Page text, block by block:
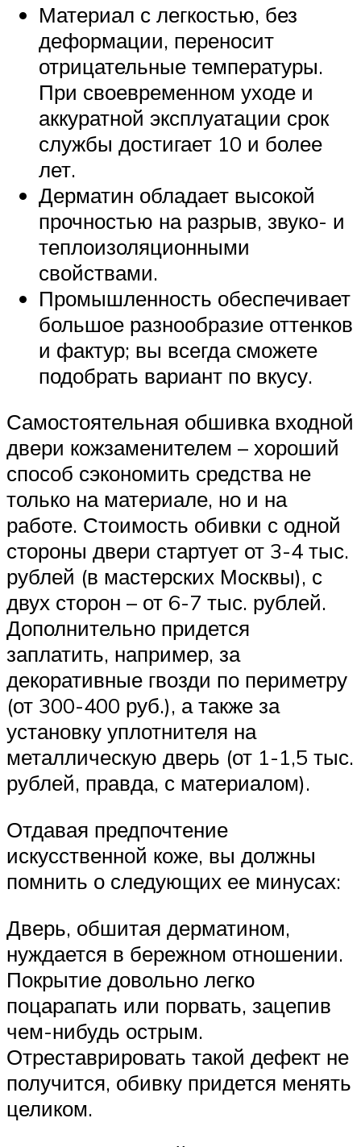
Материал с легкостью, без
деформации, переносит
отрицательные температуры.
При своевременном уходе и
аккуратной эксплуатации срок
службы достигает 10 и более
лет.
Дерматин обладает высокой
прочностью на разрыв, звуко- и
теплоизоляционными
свойствами.
Промышленность обеспечивает
большое разнообразие оттенков
и фактур; вы всегда сможете
подобрать вариант по вкусу.
Самостоятельная обшивка входной
двери кожзаменителем – хороший
способ сэкономить средства не
только на материале, но и на
работе. Стоимость обивки с одной
стороны двери стартует от 3-4 тыс.
рублей (в мастерских Москвы), с
двух сторон – от 6-7 тыс. рублей.
Дополнительно придется
заплатить, например, за
декоративные гвозди по периметру
(от 300-400 руб.), а также за
установку уплотнителя на
металлическую дверь (от 1-1,5 тыс.
рублей, правда, с материалом).
Отдавая предпочтение
искусственной коже, вы должны
помнить о следующих ее минусах:
Дверь, обшитая дерматином,
нуждается в бережном отношении.
Покрытие довольно легко
поцарапать или порвать, зацепив
чем-нибудь острым.
Отреставрировать такой дефект не
получится, обивку придется менять
целиком.